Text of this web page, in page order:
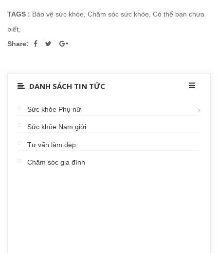
TAGS : Bảo vệ sức khỏe Chăm sóc sức khỏe Có thể bạn chưa
biết
Share:
DANH SÁCH TIN TỨC
Sức khỏe Phụ nữ
Sức khỏe Nam giới
Tư vấn làm đẹp
Chăm sóc gia đình